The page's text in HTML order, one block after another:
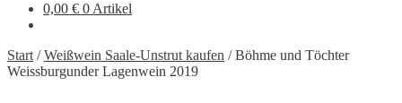
0,00 € 0 Artikel
Start /Weißwein Saale-Unstrut kaufen /Böhme und Töchter
Weissburgunder Lagenwein 2019